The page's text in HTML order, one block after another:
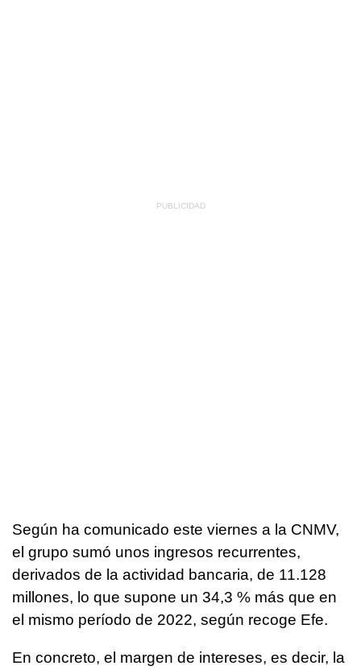
Según ha comunicado este viernes a la CNMV,
el grupo sumó unos ingresos recurrentes,
derivados de la actividad bancaria, de 11.128
millones, lo que supone un 34,3 % más que en
el mismo período de 2022, según recoge Efe.
En concreto, el margen de intereses, es decir, la